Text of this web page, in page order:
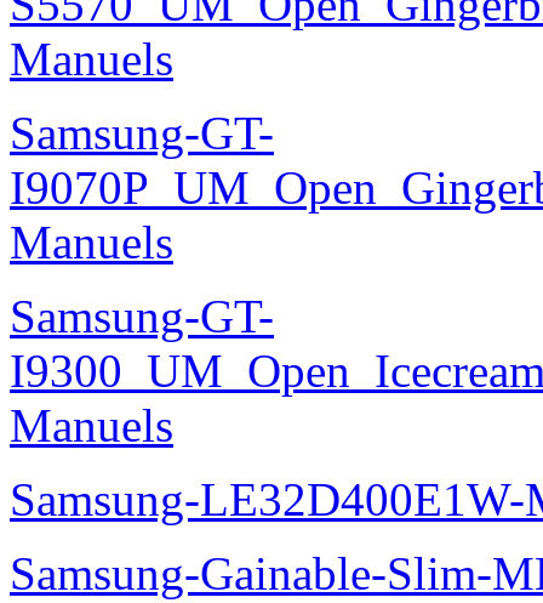
Manuels
Samsung-GT-
Manuels
Samsung-GT-
Manuels
Samsung-LE32D400E1W-
Samsung-Gainable-Slim-